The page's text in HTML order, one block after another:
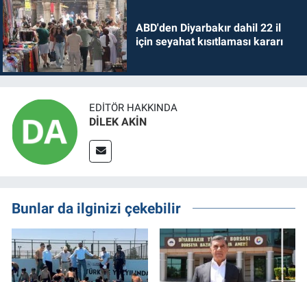
ABD'den Diyarbakır dahil 22 il
için seyahat kısıtlaması kararı
EDITÖR HAKKINDA
DİLEK AKİN
Bunlar da ilginizi çekebilir